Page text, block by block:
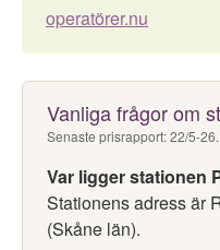
operatörer.nu
Vanliga frågor om
Senaste prisrapport: 22/5-26.
Var ligger stationen
Stationens adress är
(Skåne län).